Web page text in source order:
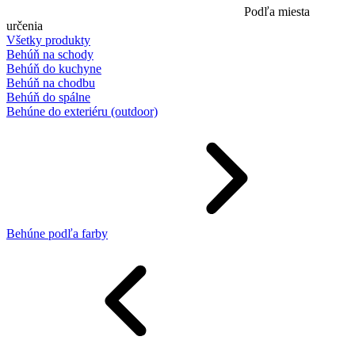
Podľa miesta
určenia
Všetky produkty
Behúň na schody
Behúň do kuchyne
Behúň na chodbu
Behúň do spálne
Behúne do exteriéru (outdoor)
Behúne podľa farby